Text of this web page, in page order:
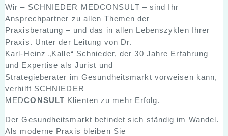
Wir – SCHNIEDER MEDCONSULT – sind Ihr
Ansprechpartner zu allen Themen der
Praxisberatung – und das in allen Lebenszyklen Ihrer
Praxis. Unter der Leitung von Dr.
Karl-Heinz „Kalle“ Schnieder, der 30 Jahre Erfahrung
und Expertise als Jurist und
Strategieberater im Gesundheitsmarkt vorweisen kann,
verhilft SCHNIEDER
MEDCONSULT Klienten zu mehr Erfolg.
Der Gesundheitsmarkt befindet sich ständig im Wandel.
Als moderne Praxis bleiben Sie